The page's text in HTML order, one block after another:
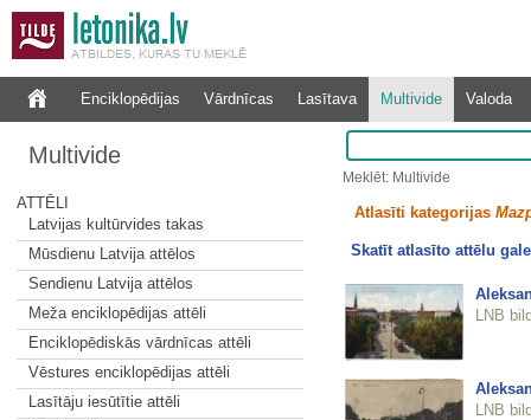
Enciklopēdijas Vārdnīcas Lasītava Multivide Valoda
Multivide
ATTĒLI
Latvijas kultūrvides takas
Mūsdienu Latvija attēlos
Sendienu Latvija attēlos
Meža enciklopēdijas attēli
Enciklopēdiskās vārdnīcas attēli
Vēstures enciklopēdijas attēli
Lasītāju iesūtītie attēli
Meklēt: Multivide
Atlasīti kategorijas
Skatīt atlasīto attēlu
LNB
LNB